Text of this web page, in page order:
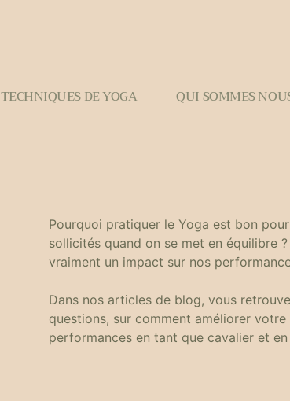
TECHNIQUES DE YOGA QUI SOMMES
Pourquoi pratiquer le Yoga est bon
sollicités quand on se met en équilibre
vraiment un impact sur nos
Dans nos articles de blog, vous
questions, sur comment améliorer
performances en tant que cavalier et